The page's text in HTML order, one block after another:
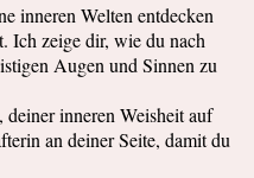
inneren Welten entdecken
Ich zeige dir, wie du nach
Augen und Sinnen zu
inneren Weisheit auf
an deiner Seite, damit du